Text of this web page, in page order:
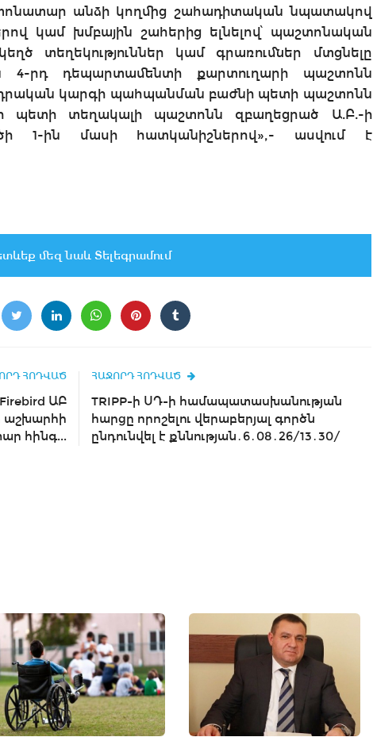
անձի կողմից շահադիտական նպատակով
կամ խմբային շահերից ելնելով՝ պաշտոնական
տեղեկություններ կամ գրառումներ մտցնելը
4-րդ դեպարտամենտի քարտուղարի պաշտոնն
կարգի պահպանման բաժնի պետի պաշտոնն
պետի տեղակալի պաշտոնն զբաղեցրած Ա.Բ.-ի
1-ին մասի հատկանիշներով»,- ասվում է
մեզ նաև Տելեգրամում
ՀՈԴՎԱԾ
ԱԲ
աշխարհի
հինգ...
ՀԱՋՈՐԴ ՀՈԴՎԱԾ
TRIPP-ի ՍԴ-ի համապատասխանության
հարցը որոշելու վերաբերյալ գործն
ընդունվել է քննության․6․08․26/13․30/